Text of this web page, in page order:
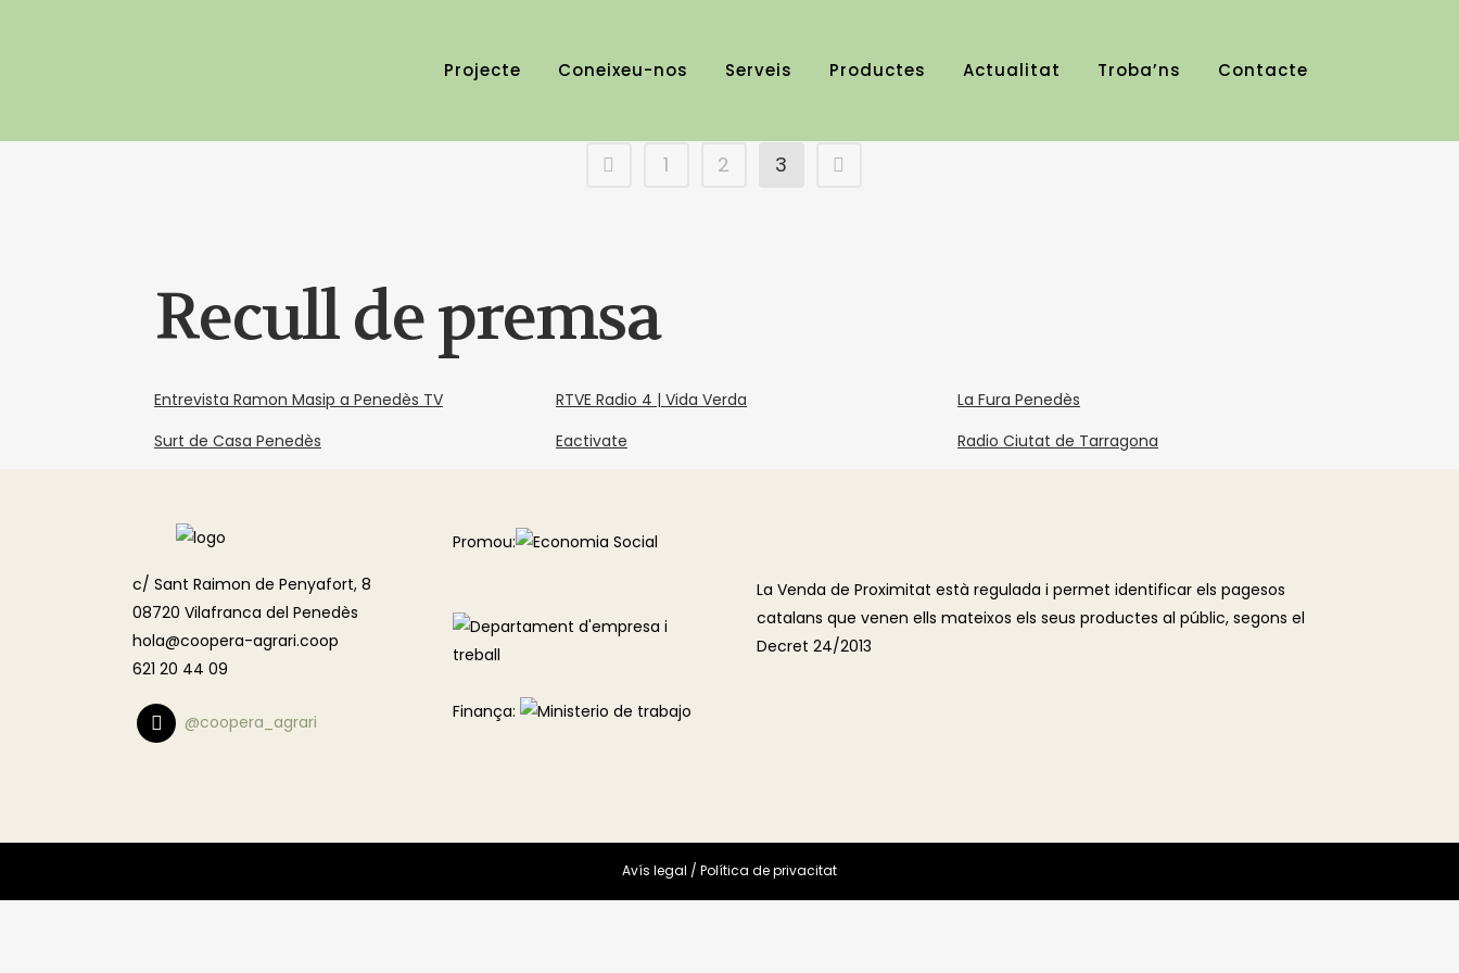
Projecte Coneixeu-nos Serveis Productes Actualitat Troba’ns Contacte
Emms Vilafranca ens fa donació d’unes tisores elèctriques
1 2 3
Recull de premsa
Entrevista Ramon Masip a Penedès TV
Surt de Casa Penedès
RTVE Radio 4 | Vida Verda
Eactivate
La Fura Penedès
Radio Ciutat de Tarragona
c/ Sant Raimon de Penyafort, 8
08720 Vilafranca del Penedès
hola@coopera-agrari.coop
621 20 44 09
@coopera_agrari
Promou:
Finança:
La Venda de Proximitat està regulada i permet identificar els pagesos
catalans que venen ells mateixos els seus productes al públic, segons el
Decret 24/2013
Avís legal / Política de privacitat